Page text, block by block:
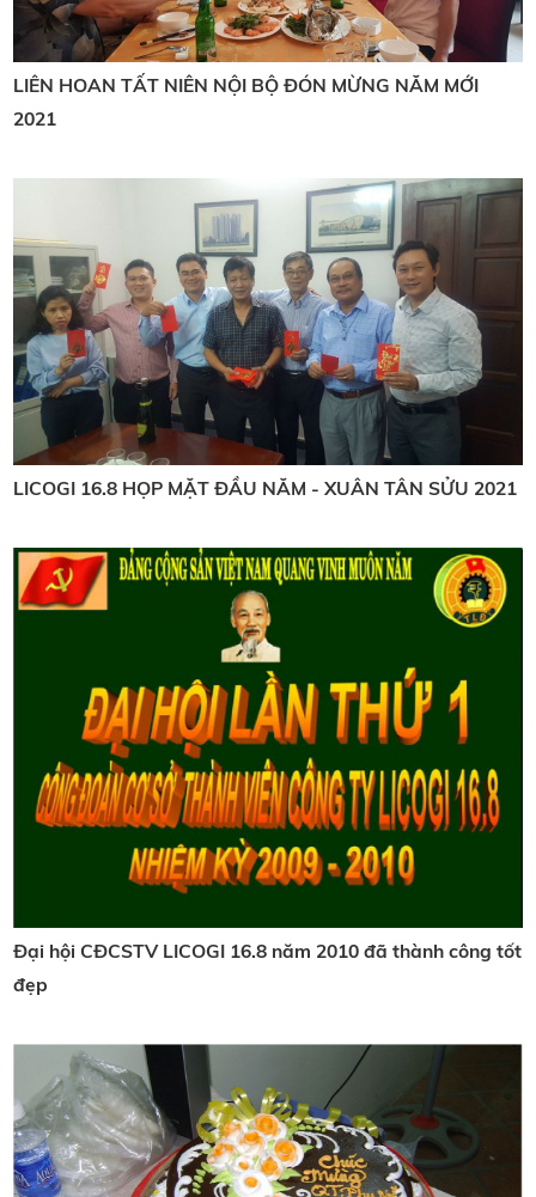
LIÊN HOAN TẤT NIÊN NỘI BỘ ĐÓN MỪNG NĂM MỚI
2021
LICOGI 16.8 HỌP MẶT ĐẦU NĂM - XUÂN TÂN SỬU 2021
Đại hội CĐCSTV LICOGI 16.8 năm 2010 đã thành công tốt
đẹp